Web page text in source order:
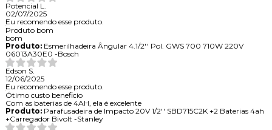
Potencial L.
02/07/2025
Eu recomendo esse produto.
Produto bom
bom
Produto:Esmerilhadeira Ângular 4.1/2'' Pol. GWS 700 710W 220V
06013A30E0 -Bosch
Edson S.
12/06/2025
Eu recomendo esse produto.
Ótimo custo beneficio
Com as baterias de 4AH, ela é excelente
Produto:Parafusadeira de Impacto 20V 1/2'' SBD715C2K +2 Baterias 4ah
+Carregador Bivolt -Stanley